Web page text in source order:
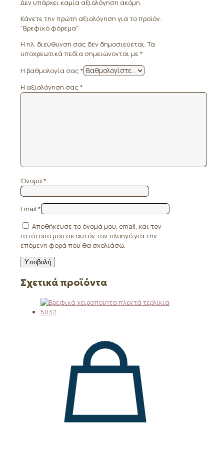
Δεν υπάρχει καμία αξιολόγηση ακόμη.
Κάνετε την πρώτη αξιολόγηση για το προϊόν:
“Βρεφικό φόρεμα”
Η ηλ. διεύθυνση σας δεν δημοσιεύεται. Τα
υποχρεωτικά πεδία σημειώνονται με*
Η βαθμολογία σας *
Η αξιολόγησή σας *
Όνομα *
Email *
Αποθήκευσε το όνομά μου, email, και τον
ιστότοπο μου σε αυτόν τον πλοηγό για την
επόμενη φορά που θα σχολιάσω.
Σχετικά προϊόντα